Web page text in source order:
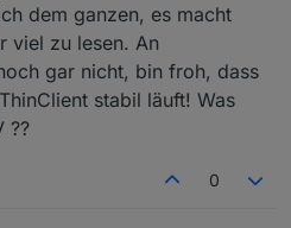
dem ganzen, es macht
viel zu lesen. An
gar nicht, bin froh, dass
stabil läuft! Was
??
0